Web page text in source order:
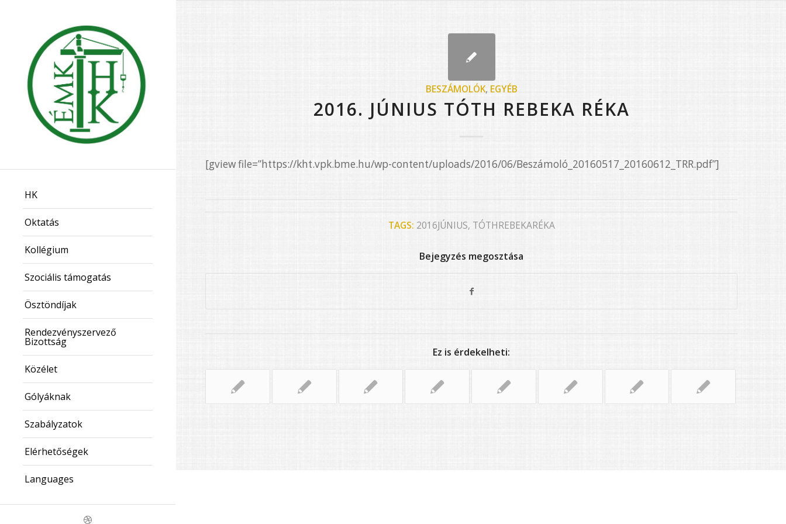
HK
Oktatás
Kollégium
Szociális támogatás
Ösztöndíjak
Rendezvényszervező
Bizottság
Közélet
Gólyáknak
Szabályzatok
Elérhetőségek
Languages
BESZÁMOLÓK, EGYÉB
2016. JÚNIUS TÓTH REBEKA RÉKA
[gview file=”https://kht.vpk.bme.hu/wp-content/uploads/2016/06/Beszámoló_20160517_20160612_TRR.pdf”]
TAGS: 2016JÚNIUS, TÓTHREBEKARÉKA
Bejegyzés megosztása
Ez is érdekelheti: